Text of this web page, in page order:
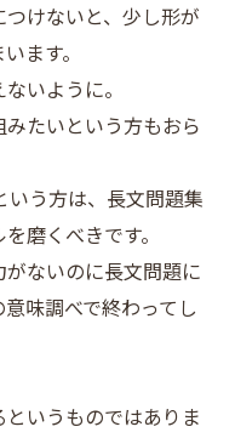
けないと、少し形が
ます。
いように。
たいという方もおら
いう方は、長文問題集
磨くべきです。
ないのに長文問題に
味調べで終わってし
いうものではありま